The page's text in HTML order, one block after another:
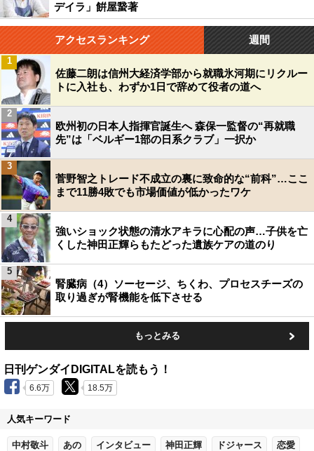
デイラ」餠屋䖸著
アクセスランキング 週間
佐藤二朗は信州大経済学部から就職氷河期にリクルー
トに入社も、わずか1日で辞めて役者の道へ
1
欧州初の日本人指揮官誕生へ 森保一監督の“再就職
先”は「ベルギー1部の日系クラブ」一択か
2
菅野智之トレード不成立の裏に致命的な“前科”…ここ
まで11勝4敗でも市場価値が低かったワケ
3
強いショック状態の清水アキラに心配の声…子供を亡
くした神田正輝らもたどった遺族ケアの道のり
4
腎臓病（4）ソーセージ、ちくわ、プロセスチーズの
取り過ぎが腎機能を低下させる
5
もっとみる
日刊ゲンダイDIGITALを読もう！
6.6万 18.5万
人気キーワード
中村敬斗 あの インタビュー 神田正輝 ドジャース 恋愛